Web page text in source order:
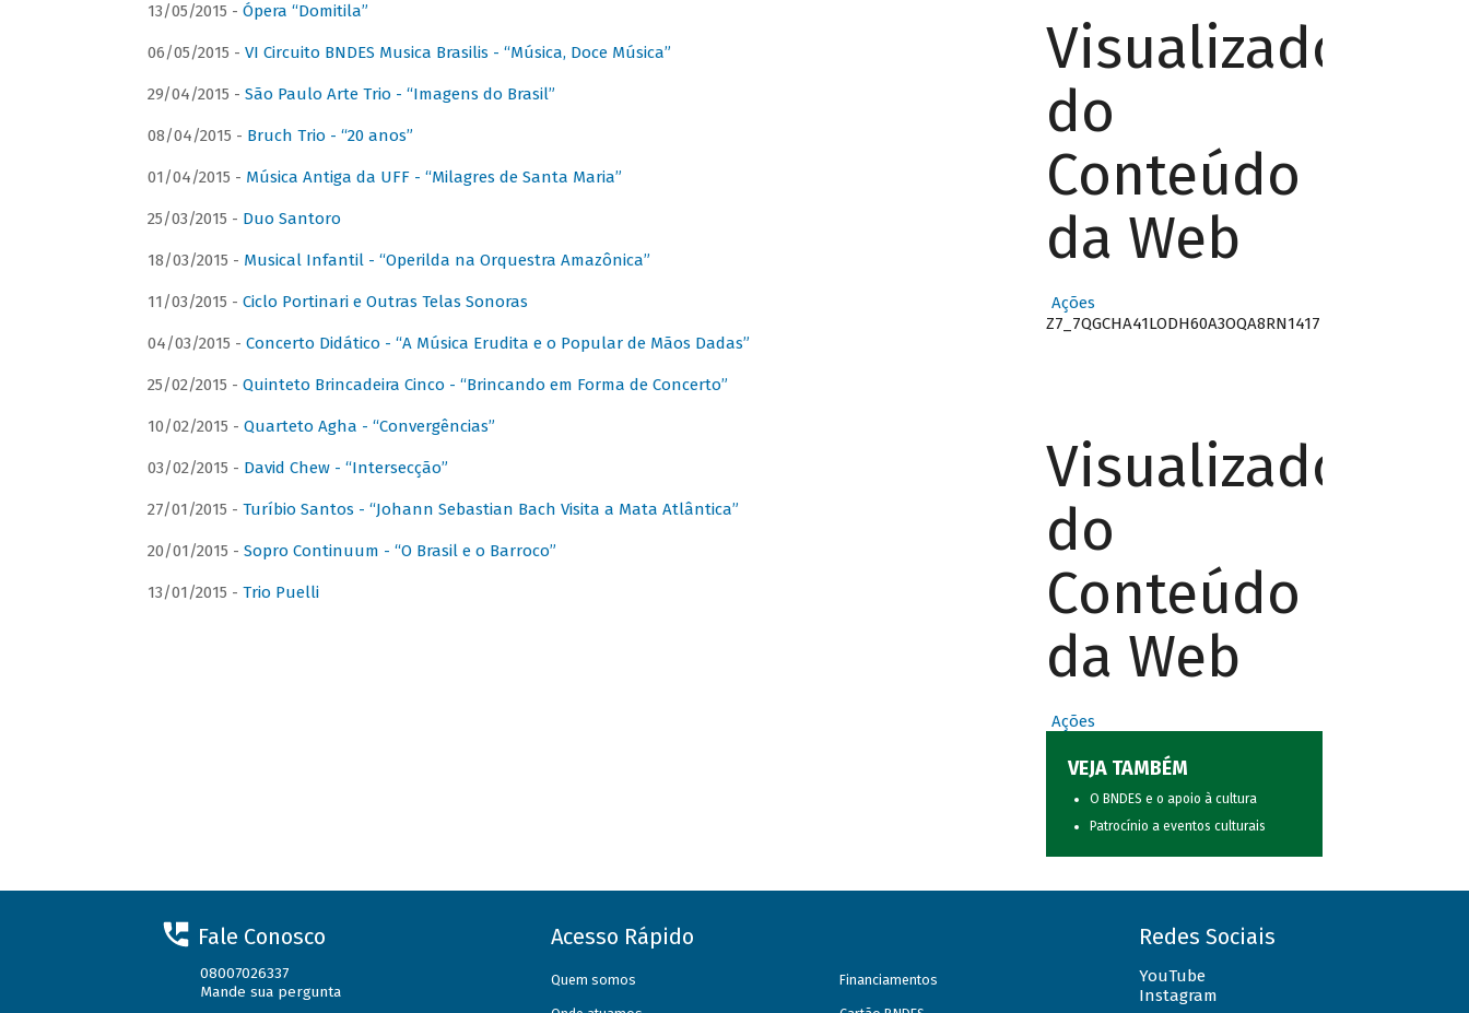
13/05/2015 - Ópera “Domitila”
06/05/2015 - VI Circuito BNDES Musica Brasilis - “Música, Doce Música”
29/04/2015 - São Paulo Arte Trio - “Imagens do Brasil”
08/04/2015 - Bruch Trio - “20 anos”
01/04/2015 - Música Antiga da UFF - “Milagres de Santa Maria”
25/03/2015 - Duo Santoro
18/03/2015 - Musical Infantil - “Operilda na Orquestra Amazônica”
11/03/2015 - Ciclo Portinari e Outras Telas Sonoras
04/03/2015 - Concerto Didático - “A Música Erudita e o Popular de Mãos Dadas”
25/02/2015 - Quinteto Brincadeira Cinco - “Brincando em Forma de Concerto”
10/02/2015 - Quarteto Agha - “Convergências”
03/02/2015 - David Chew - “Intersecção”
27/01/2015 - Turíbio Santos - “Johann Sebastian Bach Visita a Mata Atlântica”
20/01/2015 - Sopro Continuum - “O Brasil e o Barroco”
13/01/2015 - Trio Puelli
Visualizador
do
Conteúdo
da Web
Ações
Z7_7QGCHA41LODH60A3OQA8RN1417
Visualizador
do
Conteúdo
da Web
Ações
VEJA TAMBÉM
O BNDES e o apoio à cultura
Patrocínio a eventos culturais
Fale Conosco
08007026337
Mande sua pergunta
Acesso Rápido
Quem somos Financiamentos
Redes Sociais
YouTube
Instagram